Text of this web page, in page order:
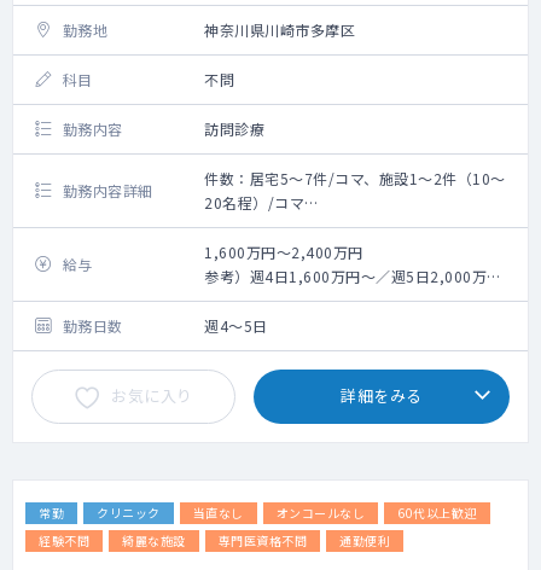
勤務地 神奈川県川崎市多摩区
科目 不問
勤務内容 訪問診療
勤務内容詳細
件数：居宅5～7件/コマ、施設1～2件（10～
20名程）/コマ
【勤務概要】
・訪問件数 ：居宅5～7件/コマ、施設1～2
件（10～20名程）/コマ
・主な疾患 ：がん末期、循環器系疾患、認
知症、脳血管障害 など
・診療エリア ：クリニックから原則5～6キ
ロ圏内
・訪問体制 ：看護師兼ドライバーとの2名体
制 ※看護師の担当業務は検査・注射・処置
など病院同様
・診療実績 ：患者数約800名（居宅4割、施
設6割）
給与
1,600万円～2,400万円
参考）週4日1,600万円～／週5日2,000万円
～
※週に1回平日オンコール及び6週
に1回土日オンコール手当含む
※夜勤出動も含め、40時間分の時
間外手当含む
勤務日数 週4～5日
お気に入り 詳細をみる
常勤 クリニック 当直なし オンコールなし
60代以上歓迎
経験不問
綺麗な施設 専門医資格不問 通勤便利